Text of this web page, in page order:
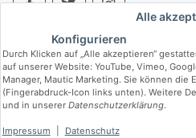
Alle
Konfigurieren
Durch Klicken auf „Alle akzeptieren“
auf unserer Website: YouTube, Vimeo,
Manager, Mautic Marketing. Sie können die
(Fingerabdruck-Icon links unten). Weitere
und in unserer Datenschutzerklärung.
Impressum Datenschutz
* Alle Preise inkl. gesetzlicher USt., zzgl.
sich um die unverbindliche
© Copyright © 2017 bis 2025 bike-store
& E-Bike Speziallist aus Haßfurt. Wir
Ghost, LIV, Simplon